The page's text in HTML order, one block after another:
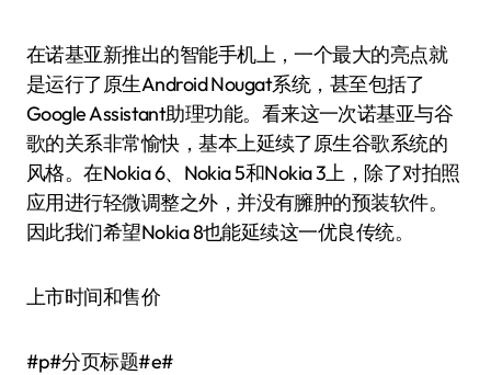
在诺基亚新推出的智能手机上，一个最大的亮点就
是运行了原生Android Nougat系统，甚至包括了
Google Assistant助理功能。看来这一次诺基亚与谷
歌的关系非常愉快，基本上延续了原生谷歌系统的
风格。在Nokia 6、Nokia 5和Nokia 3上，除了对拍照
应用进行轻微调整之外，并没有臃肿的预装软件。
因此我们希望Nokia 8也能延续这一优良传统。
上市时间和售价
#p#分页标题#e#